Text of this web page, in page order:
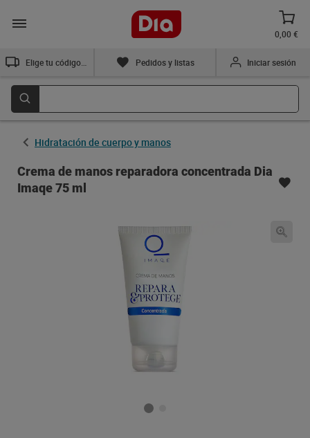
0,00 €
Pedidos y listas Iniciar sesión
Hidratación de cuerpo y manos
Crema de manos reparadora concentrada Dia
Imaqe 75 ml